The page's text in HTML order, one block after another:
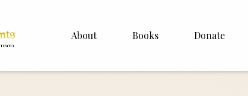
About Books Donate